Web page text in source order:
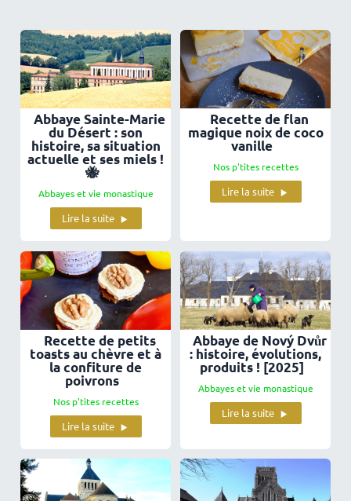
Abbaye Sainte-Marie
du Désert : son
histoire, sa situation
actuelle et ses miels !
🐝
Abbayes et vie monastique
Lire la suite
Recette de flan
magique noix de coco
vanille
Nos p'tites recettes
Lire la suite
Recette de petits
toasts au chèvre et à
la confiture de
poivrons
Nos p'tites recettes
Lire la suite
Abbaye de Nový Dvůr
: histoire, évolutions,
produits ! [2025]
Abbayes et vie monastique
Lire la suite